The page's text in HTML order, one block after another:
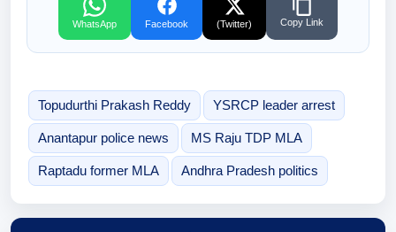
WhatsApp Facebook (Twitter) Copy Link
Topudurthi Prakash Reddy YSRCP leader arrest
Anantapur police news MS Raju TDP MLA
Raptadu former MLA Andhra Pradesh politics